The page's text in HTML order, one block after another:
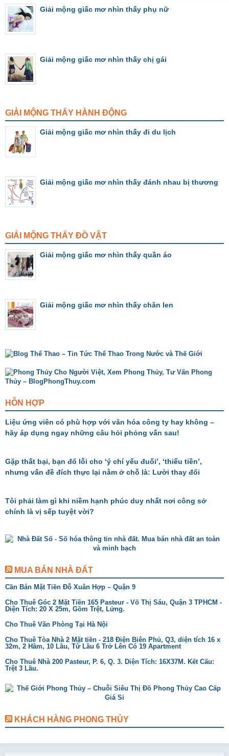
Giải mộng giấc mơ nhìn thấy phụ nữ
Giải mộng giấc mơ nhìn thấy chị gái
GIẢI MỘNG THẤY HÀNH ĐỘNG
Giải mộng giấc mơ nhìn thấy đi du lịch
Giải mộng giấc mơ nhìn thấy đánh nhau bị thương
GIẢI MỘNG THẤY ĐỒ VẬT
Giải mộng giấc mơ nhìn thấy quần áo
Giải mộng giấc mơ nhìn thấy chăn len
HỖN HỢP
Liệu ứng viên có phù hợp với văn hóa công ty hay không –
hãy áp dụng ngay những câu hỏi phỏng vấn sau!
Gặp thất bại, bạn đổ lỗi cho ‘ý chí yếu đuối’, ‘thiếu tiền’,
nhưng vấn đề đích thực lại nằm ở chỗ là: Lười thay đổi
Tôi phải làm gì khi niềm hạnh phúc duy nhất nơi công sở
chính là vị sếp tuyệt vời?
MUA BÁN NHÀ ĐẤT
Cần Bán Mặt Tiền Đỗ Xuân Hợp – Quận 9
Cho Thuê Góc 2 Mặt Tiền 165 Pasteur - Võ Thị Sáu, Quận 3 TPHCM -
Diện Tích: 20 X 25m, Gồm Trệt, Lửng.
Cho Thuê Văn Phòng Tại Hà Nội
Cho Thuê Tòa Nhà 2 Mặt tiền - 218 Điện Biên Phủ, Q3, diện tích 16 x
32m, 2 Hầm, 10 Lầu, Từ Lầu 6 Trở Lên Có 19 Apartment
Cho Thuê Nhà 200 Pasteur, P. 6, Q. 3. Diện Tích: 16X37M. Kết Cấu:
Trệt 3 Lầu.
KHÁCH HÀNG PHONG THỦY